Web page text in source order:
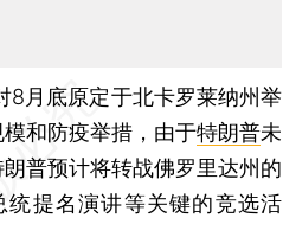
8月底原定于北卡罗莱纳州举
和防疫举措，由于特朗普未
普预计将转战佛罗里达州的
提名演讲等关键的竞选活